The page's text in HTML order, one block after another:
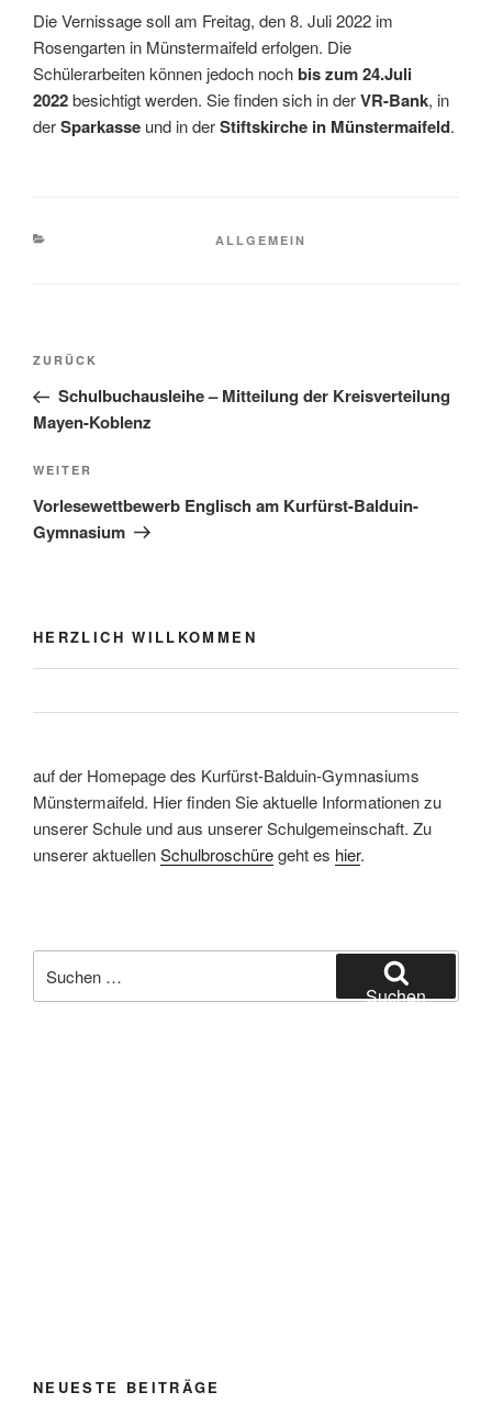
Die Vernissage soll am Freitag, den 8. Juli 2022 im
Rosengarten in Münstermaifeld erfolgen. Die
Schülerarbeiten können jedoch nochbis zum 24.Juli
2022besichtigt werden. Sie finden sich in derVR-Bank, in
derSparkasse und in derStiftskirche in Münstermaifeld.
KATEGORIEN
ALLGEMEIN
Beitragsnavigation
Vorheriger
Beitrag
ZURÜCK
Schulbuchausleihe – Mitteilung der Kreisverteilung
Mayen-Koblenz
Nächster
Beitrag
WEITER
Vorlesewettbewerb Englisch am Kurfürst-Balduin-
Gymnasium
HERZLICH WILLKOMMEN
auf der Homepage des Kurfürst-Balduin-Gymnasiums
Münstermaifeld. Hier finden Sie aktuelle Informationen zu
unserer Schule und aus unserer Schulgemeinschaft. Zu
unserer aktuellenSchulbroschüregeht es hier.
nach:
Suchen
NEUESTE BEITRÄGE